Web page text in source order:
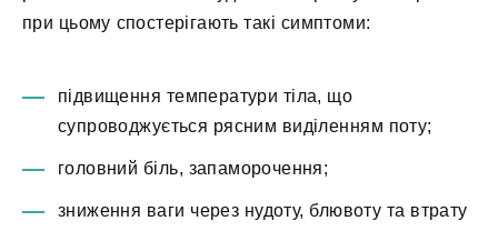
при цьому спостерігають такі симптоми:
підвищення температури тіла, що
супроводжується рясним виділенням поту;
головний біль, запаморочення;
зниження ваги через нудоту, блювоту та втрату